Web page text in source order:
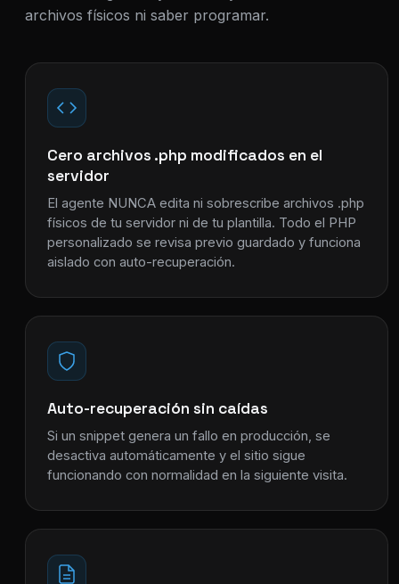
archivos físicos ni saber programar.
Cero archivos .php modificados en el
servidor
El agente NUNCA edita ni sobrescribe archivos .php
físicos de tu servidor ni de tu plantilla. Todo el PHP
personalizado se revisa previo guardado y funciona
aislado con auto-recuperación.
Auto-recuperación sin caídas
Si un snippet genera un fallo en producción, se
desactiva automáticamente y el sitio sigue
funcionando con normalidad en la siguiente visita.